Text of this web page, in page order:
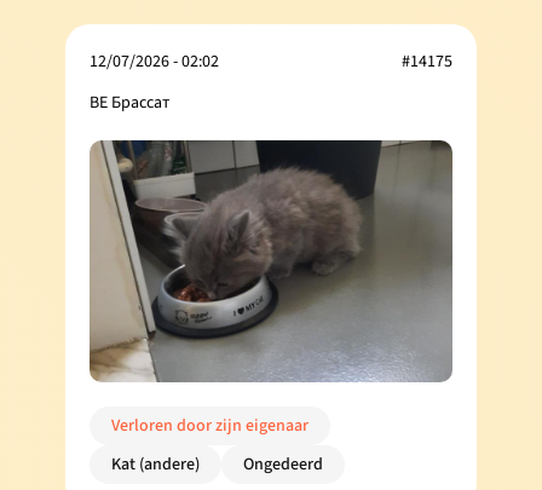
12/07/2026 - 02:02
BE Брассат
#14175
Verloren door zijn eigenaar
Kat (andere)
Ongedeerd